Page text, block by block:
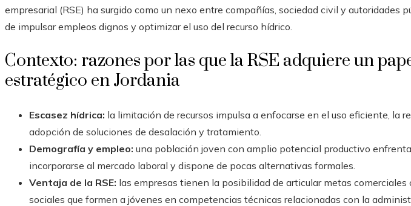
empresarial (RSE) ha surgido como un nexo entre compañías, sociedad civil y autoridades
de impulsar empleos dignos y optimizar el uso del recurso hídrico.
Contexto: razones por las que la RSE adquiere un
estratégico en Jordania
Escasez hídrica: la limitación de recursos impulsa a enfocarse en el uso eficiente, la
adopción de soluciones de desalación y tratamiento.
Demografía y empleo: una población joven con amplio potencial productivo
incorporarse al mercado laboral y dispone de pocas alternativas formales.
Ventaja de la RSE: las empresas tienen la posibilidad de articular metas
sociales que formen a jóvenes en competencias técnicas relacionadas con la